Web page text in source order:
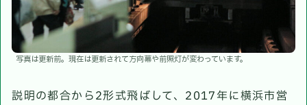
写真は更新前。現在は更新されて方向幕や前照灯が変わっています。
説明の都合から2形式飛ばして、2017年に横浜市営